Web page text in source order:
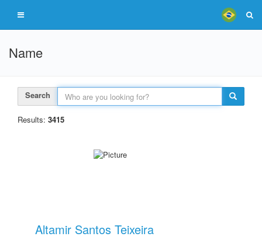
Name
Search
Results: 3415
Altamir Santos Teixeira